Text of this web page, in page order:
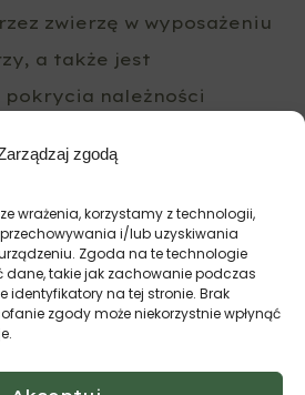
zgodą
wrażenia, korzystamy z technologii,
i/lub uzyskiwania
Zgoda na te technologie
dane, takie jak zachowanie podczas
identyfikatory na tej stronie. Brak
zgody może niekorzystnie wpłynąć
zwierzę w wyposażeniu
a także jest
pokrycia należności
przez nie
pozostawione
terenie oraz w
powinny być
przez Właściciela.
ile nie zakłócają spokoju